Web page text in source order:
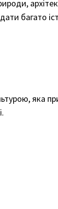
багато
яка